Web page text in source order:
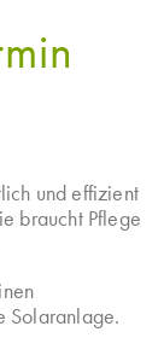
und effizient
braucht Pflege
Solaranlage.